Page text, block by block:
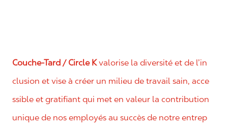
Couche-Tard / Circle Kvalorise la diversité et de l’in
clusion et vise à créer un milieu de travail sain, acce
ssible et gratifiant qui met en valeur la contribution
unique de nos employés au succès de notre entrep